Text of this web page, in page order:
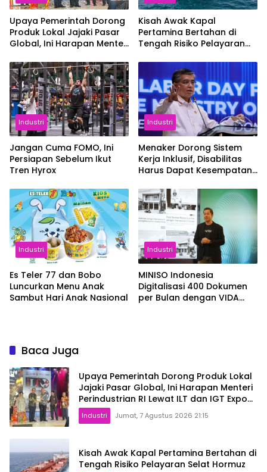
Upaya Pemerintah Dorong
Produk Lokal Jajaki Pasar
Global, Ini Harapan Menteri
dan IGT Expo 2026
Kisah Awak Kapal
Pertamina Bertahan di
Tengah Risiko Pelayaran
Industri
Jangan Cuma FOMO, Ini
Persiapan Sebelum Ikut
Tren Hyrox
Industri
Menaker Dorong Sistem
Kerja Inklusif, Disabilitas
Harus Dapat Kesempatan
Industri
Es Teler 77 dan Bobo
Luncurkan Menu Anak
Sambut Hari Anak Nasional
Industri
MINISO Indonesia
Digitalisasi 400 Dokumen
per Bulan dengan VIDA
Baca Juga
Upaya Pemerintah Dorong Produk Lokal
Jajaki Pasar Global, Ini Harapan Menteri
Perindustrian RI Lewat ILT dan IGT Expo
2026
Industri Jumat, 7 Agustus 2026 21:15
Kisah Awak Kapal Pertamina Bertahan di
Tengah Risiko Pelayaran Selat Hormuz